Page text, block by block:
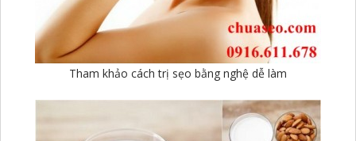
Tham khảo cách trị sẹo bằng nghệ dễ làm